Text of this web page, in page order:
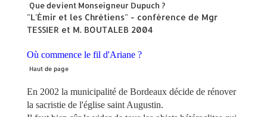
Que devient Monseigneur Dupuch ?
"L'Émir et les Chrétiens" - conférence de Mgr
TESSIER et M. BOUTALEB 2004
Où commence le fil d'Ariane ?
Haut de page
En 2002 la municipalité de Bordeaux décide de rénover
la sacristie de l'église saint Augustin.